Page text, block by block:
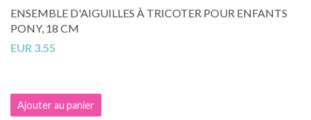
ENSEMBLE D'AIGUILLES À TRICOTER POUR ENFANTS
PONY, 18 CM
EUR 3.55
Ajouter au panier